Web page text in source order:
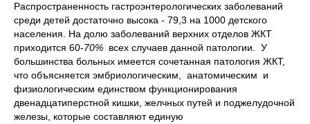
Распространенность гастроэнтерологических заболеваний
среди детей достаточно высока - 79,3 на 1000 детского
населения. На долю заболеваний верхних отделов ЖКТ
приходится 60-70% всех случаев данной патологии. У
большинства больных имеется сочетанная патология ЖКТ,
что объясняется эмбриологическим, анатомическим и
физиологическим единством функционирования
двенадцатиперстной кишки, желчных путей и поджелудочной
железы, которые составляют единую